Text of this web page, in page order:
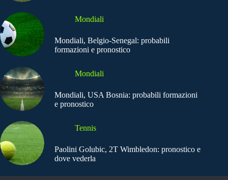
Mondiali
Mondiali, Belgio-Senegal: probabili
formazioni e pronostico
Mondiali
Mondiali, USA Bosnia: probabili formazioni
e pronostico
Tennis
Paolini Golubic, 2T Wimbledon: pronostico e
dove vederla